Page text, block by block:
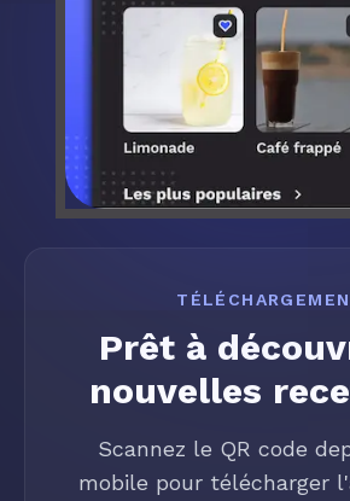
Prêt à
nouvelles
Scannez le QR code
mobile pour télécharger